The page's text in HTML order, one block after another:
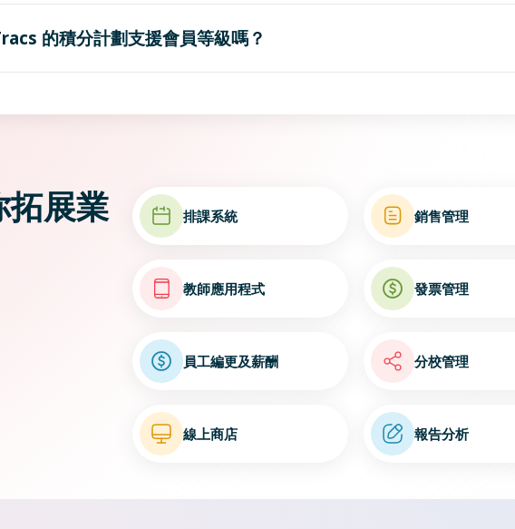
的積分計劃支援會員等級嗎？
拓展業
排課系統 銷售管理
教師應用程式 發票管理
員工編更及薪酬 分校管理
線上商店 報告分析